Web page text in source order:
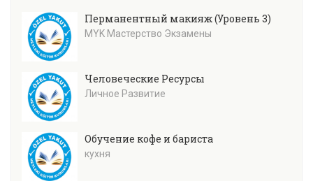
Перманентный макияж (Уровень 3)
MYK Мастерство Экзамены
Человеческие Ресурсы
Личное Развитие
Обучение кофе и бариста
кухня